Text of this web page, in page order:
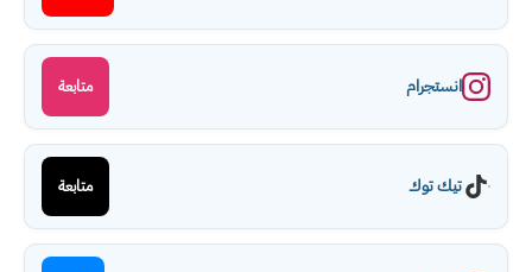
انستجرام متابعة
تيك توك متابعة